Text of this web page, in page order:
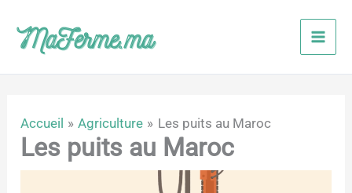
contenu
Accueil Agriculture Les puits au Maroc
Les puits au Maroc